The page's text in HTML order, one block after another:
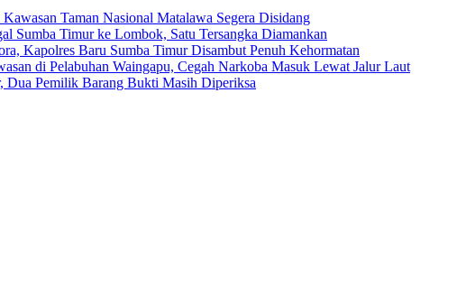
Taman Nasional Matalawa Segera Disidang
Sumba Timur ke Lombok, Satu Tersangka Diamankan
Kapolres Baru Sumba Timur Disambut Penuh Kehormatan
di Pelabuhan Waingapu, Cegah Narkoba Masuk Lewat Jalur Laut
Pemilik Barang Bukti Masih Diperiksa